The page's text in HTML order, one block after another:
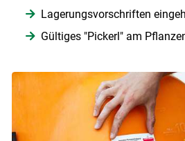
Lagerungsvorschriften
Gültiges "Pickerl" am